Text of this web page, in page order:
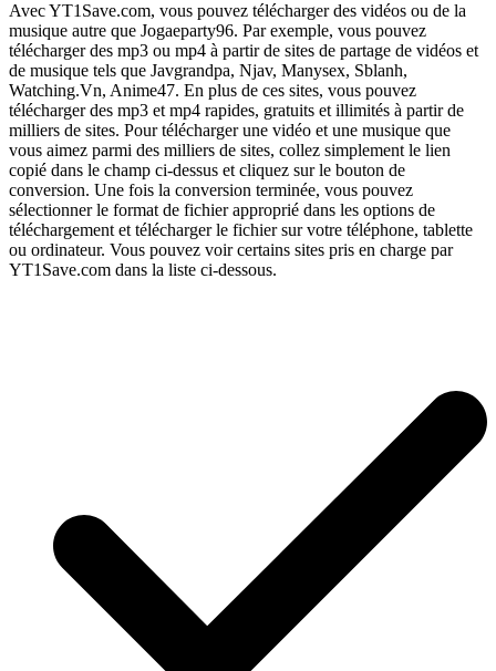
Avec YT1Save.com, vous pouvez télécharger des vidéos ou de la
musique autre que Jogaeparty96. Par exemple, vous pouvez
télécharger des mp3 ou mp4 à partir de sites de partage de vidéos et
de musique tels que Javgrandpa, Njav, Manysex, Sblanh,
Watching.Vn, Anime47. En plus de ces sites, vous pouvez
télécharger des mp3 et mp4 rapides, gratuits et illimités à partir de
milliers de sites. Pour télécharger une vidéo et une musique que
vous aimez parmi des milliers de sites, collez simplement le lien
copié dans le champ ci-dessus et cliquez sur le bouton de
conversion. Une fois la conversion terminée, vous pouvez
sélectionner le format de fichier approprié dans les options de
téléchargement et télécharger le fichier sur votre téléphone, tablette
ou ordinateur. Vous pouvez voir certains sites pris en charge par
YT1Save.com dans la liste ci-dessous.